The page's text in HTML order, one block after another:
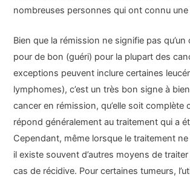
nombreuses personnes qui ont connu
Bien que la rémission ne signifie pas
pour de bon (guéri) pour la plupart des
exceptions peuvent inclure certaines
lymphomes), c’est un très bon signe à
cancer en rémission, qu’elle soit complète
répond généralement au traitement qui a
Cependant, même lorsque le traitement
il existe souvent d’autres moyens de
cas de récidive. Pour certaines tumeurs,